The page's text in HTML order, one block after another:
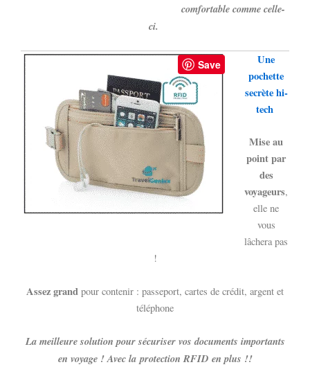
comfortable comme celle-
ci.
Save
Une
pochette
secrète hi-
tech
Mise au
point par
des
voyageurs,
elle ne
vous
lâchera pas
!
Assez grand pour contenir : passeport, cartes de crédit, argent et
téléphone
La meilleure solution pour sécuriser vos documents importants
en voyage ! Avec la protection RFID en plus !!